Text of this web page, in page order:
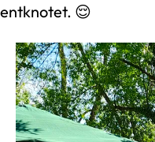
entknotet. 😌